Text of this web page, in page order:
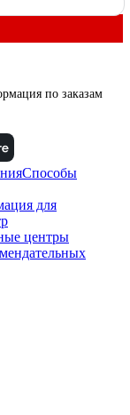
по заказам
Способы
для
центры